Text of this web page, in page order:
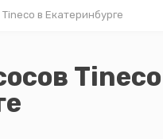
в Екатеринбурге